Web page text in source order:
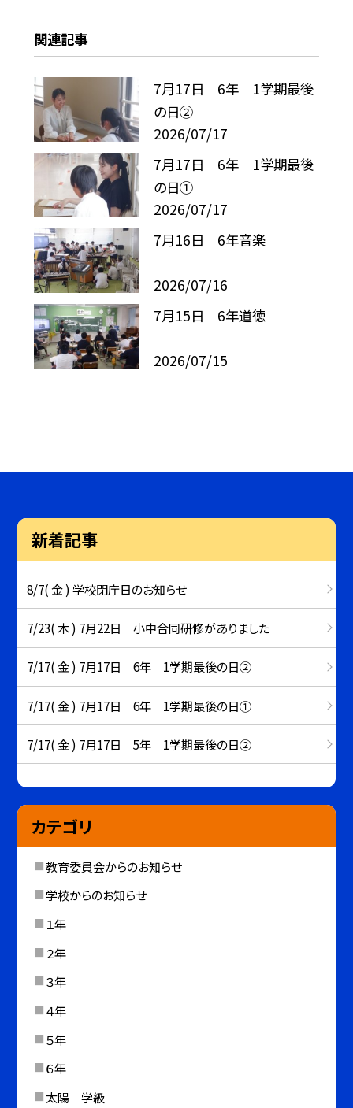
関連記事
7月17日 6年 1学期最後
の日②
2026/07/17
7月17日 6年 1学期最後
の日①
2026/07/17
7月16日 6年音楽
2026/07/16
7月15日 6年道徳
2026/07/15
新着記事
8/7( 金 ) 学校閉庁日のお知らせ
7/23( 木 ) 7月22日 小中合同研修がありました
7/17( 金 ) 7月17日 6年 1学期最後の日②
7/17( 金 ) 7月17日 6年 1学期最後の日①
7/17( 金 ) 7月17日 5年 1学期最後の日②
カテゴリ
教育委員会からのお知らせ
学校からのお知らせ
１年
２年
３年
４年
５年
６年
太陽 学級